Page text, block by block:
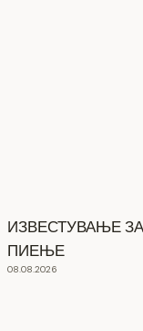
ИЗВЕСТУВАЊЕ
ПИЕЊЕ
08.08.2026